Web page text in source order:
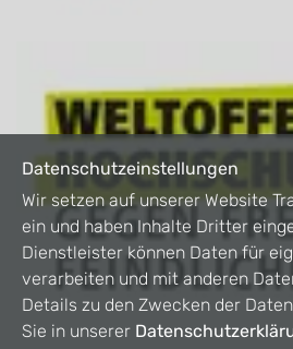
Datenschutzeinstellungen
Wir setzen auf unserer Website
ein und haben Inhalte Dritter
Dienstleister können Daten für
verarbeiten und mit anderen
Details zu den Zwecken der
Sie in unserer